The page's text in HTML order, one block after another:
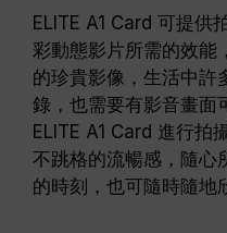
ELITE A1 Card 可提供
彩動態影片所需的效能
的珍貴影像，生活中許
錄，也需要有影音畫面
ELITE A1 Card 進行拍
不跳格的流暢感，隨心
的時刻，也可隨時隨地